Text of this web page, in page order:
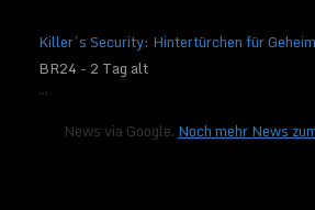
Killer’s Security: Hintertürchen für
BR24 - 2 Tag alt
...
News via Google. Noch mehr News